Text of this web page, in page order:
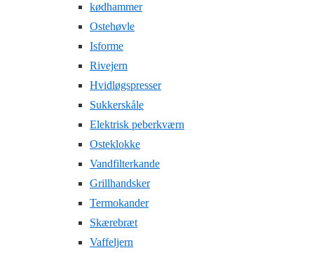
kødhammer
Ostehøvle
Isforme
Rivejern
Hvidløgspresser
Sukkerskåle
Elektrisk peberkværn
Osteklokke
Vandfilterkande
Grillhandsker
Termokander
Skærebræt
Vaffeljern